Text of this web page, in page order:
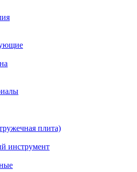
плита)
инструмент